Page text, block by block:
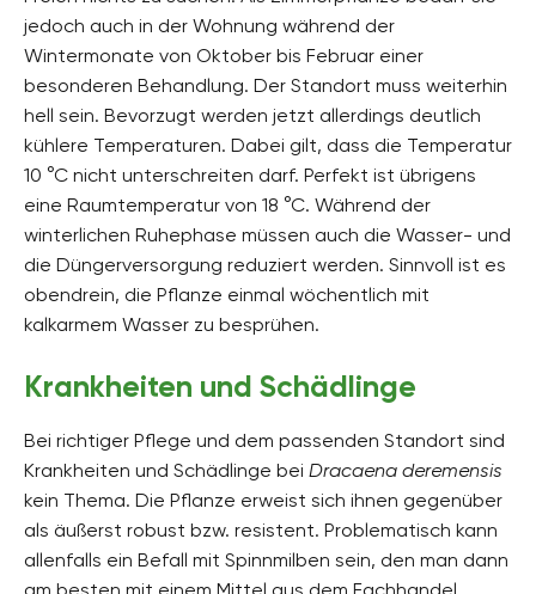
jedoch auch in der Wohnung während der
Wintermonate von Oktober bis Februar einer
besonderen Behandlung. Der Standort muss weiterhin
hell sein. Bevorzugt werden jetzt allerdings deutlich
kühlere Temperaturen. Dabei gilt, dass die Temperatur
10 °C nicht unterschreiten darf. Perfekt ist übrigens
eine Raumtemperatur von 18 °C. Während der
winterlichen Ruhephase müssen auch die Wasser- und
die Düngerversorgung reduziert werden. Sinnvoll ist es
obendrein, die Pflanze einmal wöchentlich mit
kalkarmem Wasser zu besprühen.
Krankheiten und Schädlinge
Bei richtiger Pflege und dem passenden Standort sind
Krankheiten und Schädlinge bei Dracaena deremensis
kein Thema. Die Pflanze erweist sich ihnen gegenüber
als äußerst robust bzw. resistent. Problematisch kann
allenfalls ein Befall mit Spinnmilben sein, den man dann
am besten mit einem Mittel aus dem Fachhandel